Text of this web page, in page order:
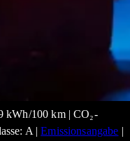
kWh/100 km | CO₂-
A |Emissionsangabe |